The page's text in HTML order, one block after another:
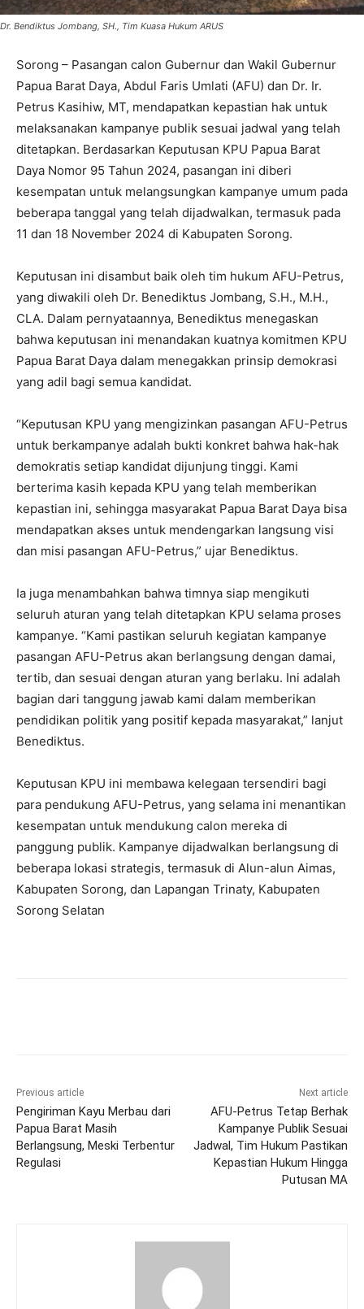
Dr. Bendiktus Jombang, SH., Tim Kuasa Hukum ARUS
Sorong – Pasangan calon Gubernur dan Wakil Gubernur
Papua Barat Daya, Abdul Faris Umlati (AFU) dan Dr. Ir.
Petrus Kasihiw, MT, mendapatkan kepastian hak untuk
melaksanakan kampanye publik sesuai jadwal yang telah
ditetapkan. Berdasarkan Keputusan KPU Papua Barat
Daya Nomor 95 Tahun 2024, pasangan ini diberi
kesempatan untuk melangsungkan kampanye umum pada
beberapa tanggal yang telah dijadwalkan, termasuk pada
11 dan 18 November 2024 di Kabupaten Sorong.
Keputusan ini disambut baik oleh tim hukum AFU-Petrus,
yang diwakili oleh Dr. Benediktus Jombang, S.H., M.H.,
CLA. Dalam pernyataannya, Benediktus menegaskan
bahwa keputusan ini menandakan kuatnya komitmen KPU
Papua Barat Daya dalam menegakkan prinsip demokrasi
yang adil bagi semua kandidat.
“Keputusan KPU yang mengizinkan pasangan AFU-Petrus
untuk berkampanye adalah bukti konkret bahwa hak-hak
demokratis setiap kandidat dijunjung tinggi. Kami
berterima kasih kepada KPU yang telah memberikan
kepastian ini, sehingga masyarakat Papua Barat Daya bisa
mendapatkan akses untuk mendengarkan langsung visi
dan misi pasangan AFU-Petrus,” ujar Benediktus.
Ia juga menambahkan bahwa timnya siap mengikuti
seluruh aturan yang telah ditetapkan KPU selama proses
kampanye. “Kami pastikan seluruh kegiatan kampanye
pasangan AFU-Petrus akan berlangsung dengan damai,
tertib, dan sesuai dengan aturan yang berlaku. Ini adalah
bagian dari tanggung jawab kami dalam memberikan
pendidikan politik yang positif kepada masyarakat,” lanjut
Benediktus.
Keputusan KPU ini membawa kelegaan tersendiri bagi
para pendukung AFU-Petrus, yang selama ini menantikan
kesempatan untuk mendukung calon mereka di
panggung publik. Kampanye dijadwalkan berlangsung di
beberapa lokasi strategis, termasuk di Alun-alun Aimas,
Kabupaten Sorong, dan Lapangan Trinaty, Kabupaten
Sorong Selatan​
Previous article
Pengiriman Kayu Merbau dari
Papua Barat Masih
Berlangsung, Meski Terbentur
Regulasi
Next article
AFU-Petrus Tetap Berhak
Kampanye Publik Sesuai
Jadwal, Tim Hukum Pastikan
Kepastian Hukum Hingga
Putusan MA